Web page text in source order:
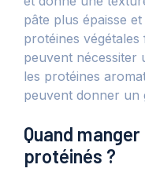
pâte plus épaisse
protéines
peuvent nécessiter
les protéines
peuvent donner un
Quand
protéinés ?